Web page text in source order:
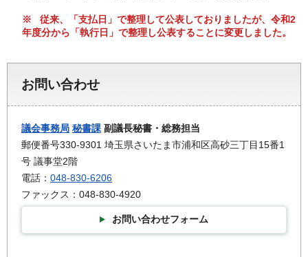
※ 従来、「支払日」で整理して公表しておりましたが、令和2
年度分から「執行日」で整理し公表することに変更しました。
お問い合わせ
議会事務局 秘書課 副議長秘書・総務担当
郵便番号330-9301 埼玉県さいたま市浦和区高砂三丁目15番1
号 議事堂2階
電話： 048-830-6206
ファックス：048-830-4920
お問い合わせフォーム